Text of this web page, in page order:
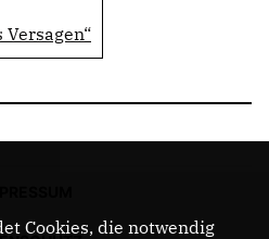
Versagen“
Cookies, die notwendig